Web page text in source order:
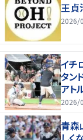
王貞
2026/
イチ
タン
アト
2026/
青森